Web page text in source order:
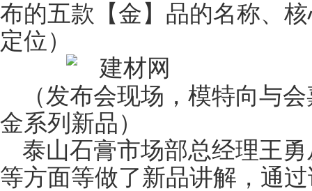
布的五款【金】品的名称、
定位）
（发布会现场，模特向与
金系列新品）
泰山石膏市场部总经理王
等方面等做了新品讲解，通